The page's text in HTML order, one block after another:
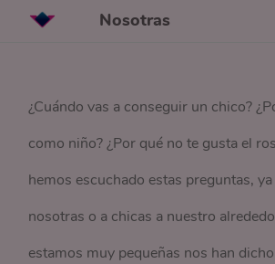
Nosotras
¿Cuándo vas a conseguir un chico?
como niño? ¿Por qué no te gusta el
hemos escuchado estas preguntas,
nosotras o a chicas a nuestro
estamos muy pequeñas nos han